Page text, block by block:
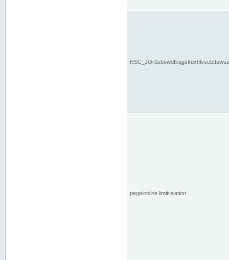
pegelonline.limitrelation